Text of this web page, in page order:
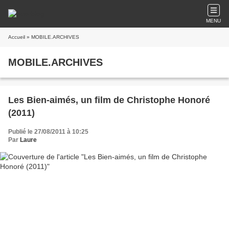
MENU
Accueil » MOBILE.ARCHIVES
MOBILE.ARCHIVES
Les Bien-aimés, un film de Christophe Honoré
(2011)
Publié le 27/08/2011 à 10:25
Par Laure